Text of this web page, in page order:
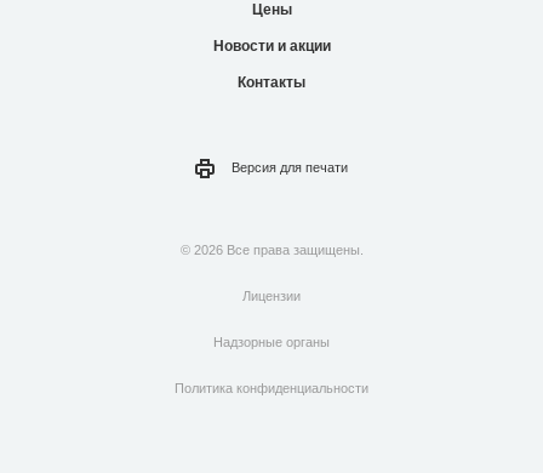
Цены
Новости и акции
Контакты
Версия для печати
© 2026 Все права защищены.
Лицензии
Надзорные органы
Политика конфиденциальности